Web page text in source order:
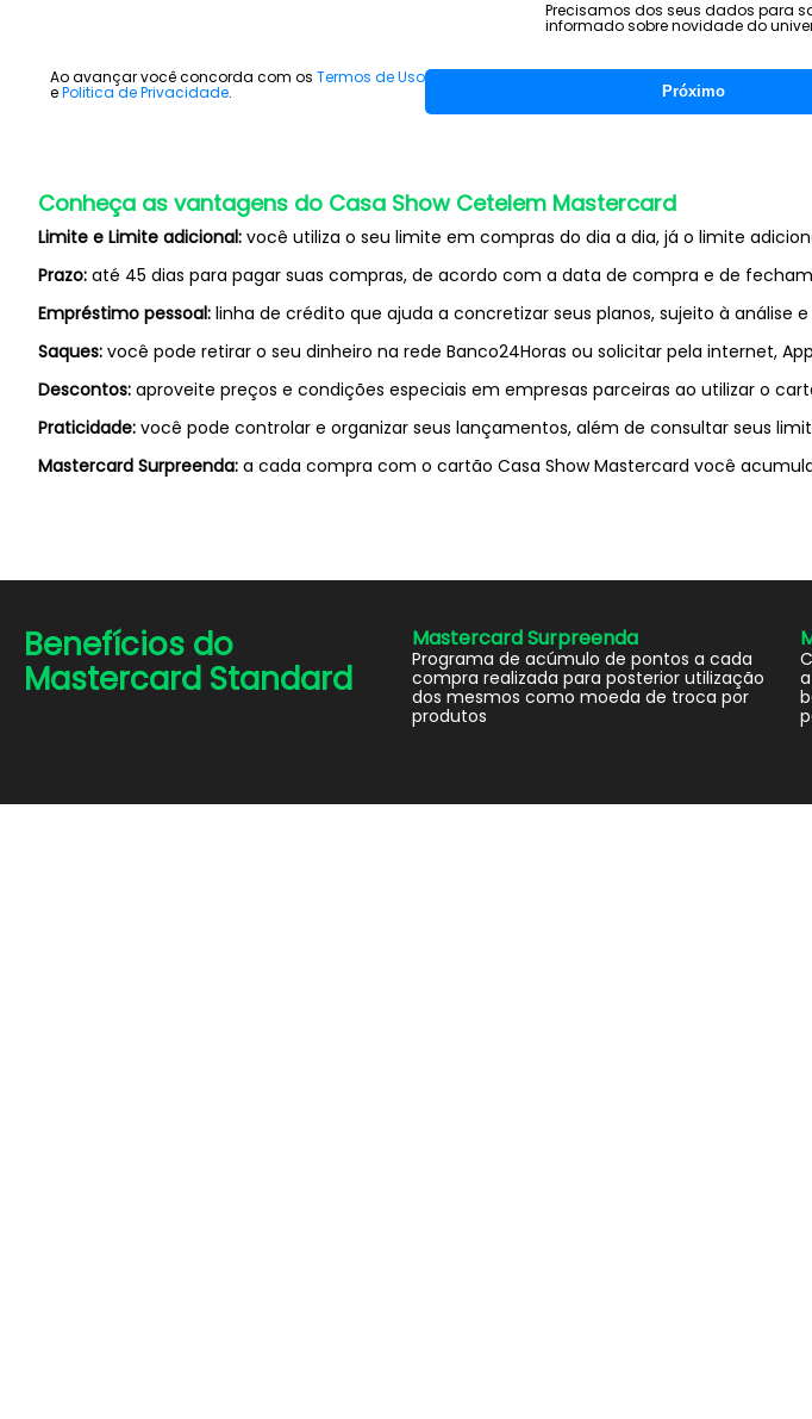
Conheça as vantagens do Casa Show Cetelem Mastercard
Limite e Limite adicional: você utiliza o seu limite em compras do dia a dia, já o limite
Prazo: até 45 dias para pagar suas compras, de acordo com a data de compra e de
Empréstimo pessoal: linha de crédito que ajuda a concretizar seus planos, sujeito à análise
Saques: você pode retirar o seu dinheiro na rede Banco24Horas ou solicitar pela internet,
Descontos: aproveite preços e condições especiais em empresas parceiras ao utilizar o
Praticidade: você pode controlar e organizar seus lançamentos, além de consultar seus
Mastercard Surpreenda: a cada compra com o cartão Casa Show Mastercard você
Precisamos dos seus dados para
informado sobre novidade do
Ao avançar você concorda com os Termos de Uso
ePolitica de Privacidade. Próximo
Benefícios do
Mastercard Standard
Mastercard Surpreenda
Programa de acúmulo de pontos a cada
compra realizada para posterior utilização
dos mesmos como moeda de troca por
produtos